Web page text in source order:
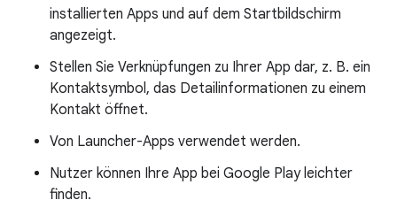
installierten Apps und auf dem Startbildschirm
angezeigt.
Stellen Sie Verknüpfungen zu Ihrer App dar, z. B. ein
Kontaktsymbol, das Detailinformationen zu einem
Kontakt öffnet.
Von Launcher-Apps verwendet werden.
Nutzer können Ihre App bei Google Play leichter
finden.